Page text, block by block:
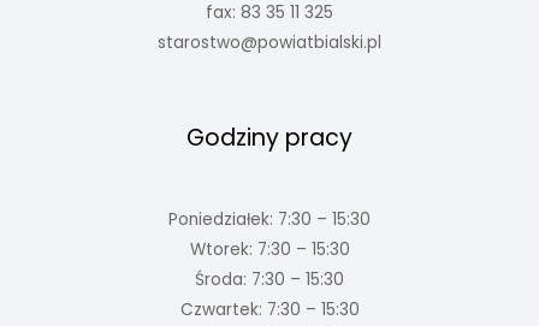
fax: 83 35 11 325
starostwo@powiatbialski.pl
Godziny pracy
Poniedziałek: 7:30 – 15:30
Wtorek: 7:30 – 15:30
Środa: 7:30 – 15:30
Czwartek: 7:30 – 15:30